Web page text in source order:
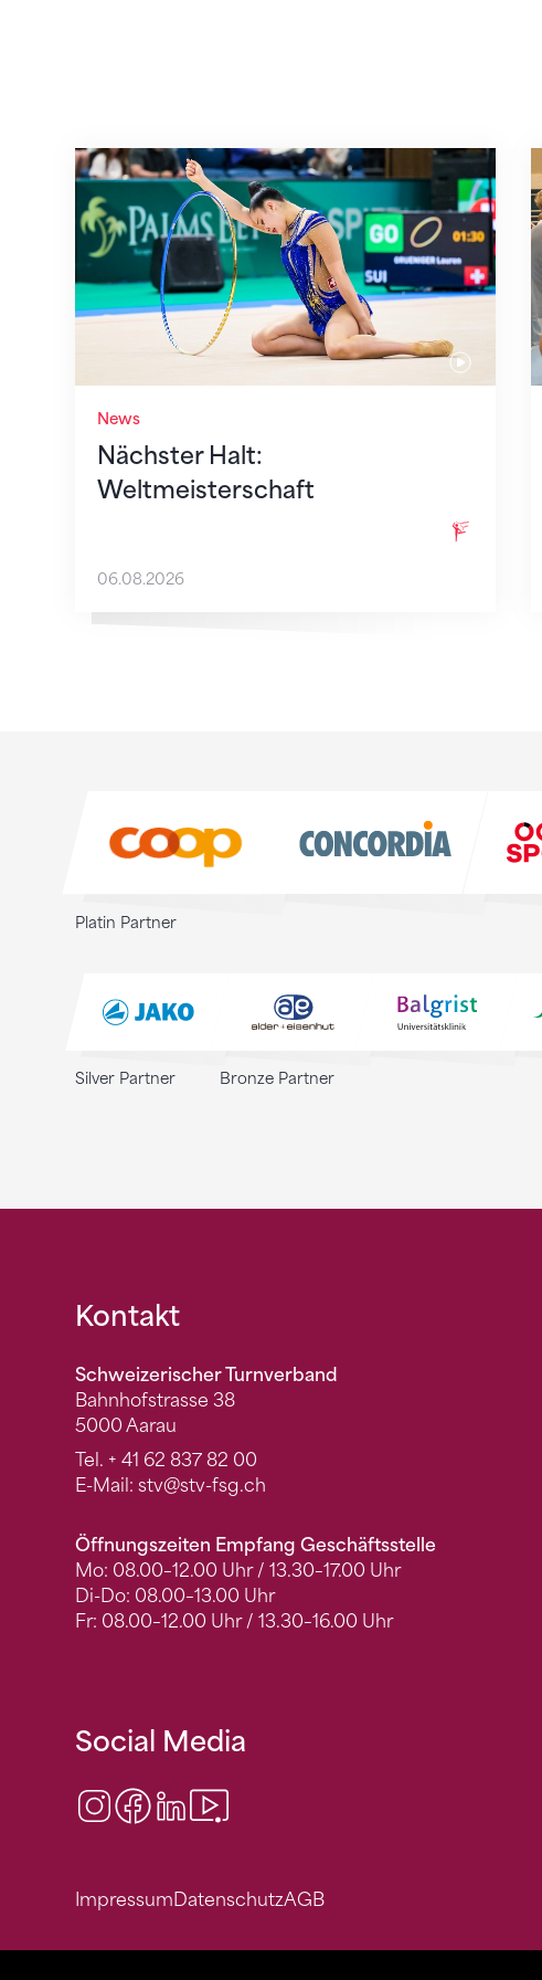
News
Nächster Halt:
Weltmeisterschaft
Nächster Halt: Weltmeisterschaft
06.08.2026
Platin Partner
Silver Partner Bronze Partner
Fusszeile
Kontakt
Schweizerischer Turnverband
Bahnhofstrasse 38
5000 Aarau
Tel. + 41 62 837 82 00
E-Mail: stv@stv-fsg.ch
Öffnungszeiten Empfang Geschäftsstelle
Mo: 08.00–12.00 Uhr / 13.30–17.00 Uhr
Di-Do: 08.00–13.00 Uhr
Fr: 08.00–12.00 Uhr / 13.30–16.00 Uhr
Social Media
Instagram
Facebook
LinkedIn
ImpressumDatenschutzAGB